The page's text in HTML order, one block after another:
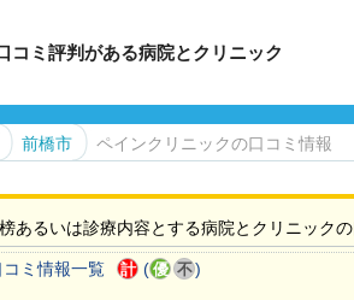
コミ評判がある病院とクリニック
前橋市 ペインクリニックの口コミ情報
あるいは診療内容とする病院とクリニックの
ミ情報一覧 計 (優 不)